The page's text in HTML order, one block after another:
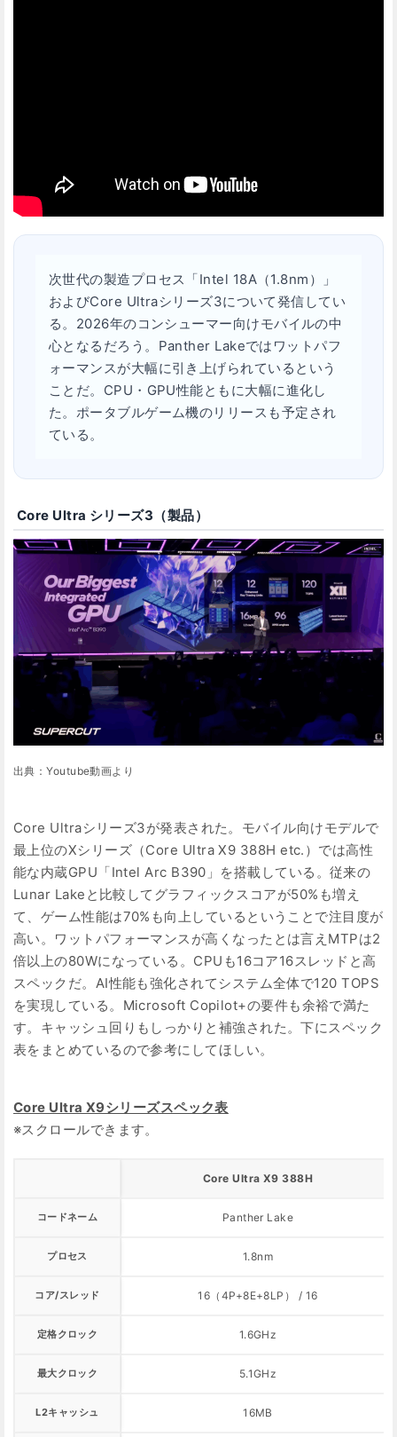
次世代の製造プロセス「Intel 18A（1.8nm）」
およびCore Ultraシリーズ3について発信してい
る。2026年のコンシューマー向けモバイルの中
心となるだろう。Panther Lakeではワットパフ
ォーマンスが大幅に引き上げられているという
ことだ。CPU・GPU性能ともに大幅に進化し
た。ポータブルゲーム機のリリースも予定され
ている。
Core Ultra シリーズ3（製品）
出典：Youtube動画より
Core Ultraシリーズ3が発表された。モバイル向けモデルで
最上位のXシリーズ（Core Ultra X9 388H etc.）では高性
能な内蔵GPU「Intel Arc B390」を搭載している。従来の
Lunar Lakeと比較してグラフィックスコアが50%も増え
て、ゲーム性能は70%も向上しているということで注目度が
高い。ワットパフォーマンスが高くなったとは言えMTPは2
倍以上の80Wになっている。CPUも16コア16スレッドと高
スペックだ。AI性能も強化されてシステム全体で120 TOPS
を実現している。Microsoft Copilot+の要件も余裕で満た
す。キャッシュ回りもしっかりと補強された。下にスペック
表をまとめているので参考にしてほしい。
Core Ultra X9シリーズスペック表
Core Ultra X9 388H
コードネーム Panther Lake
プロセス 1.8nm
コア/スレッド 16（4P+8E+8LP） / 16
定格クロック 1.6GHz
最大クロック 5.1GHz
L2キャッシュ 16MB